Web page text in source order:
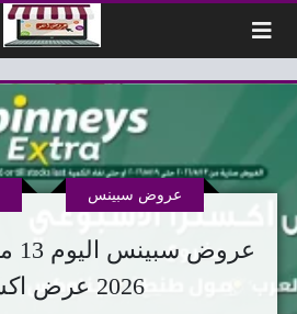
2026 عرض اكسترا
عروض سبينس